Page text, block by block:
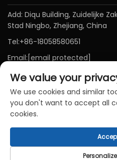
Add: Diqu Building, Zuidelijke
Stad Ningbo, Zhejiang, China
Tel:+86-18058580651
Email: [email protected]
Copyright © Ningbo Baichen
rechten voorbehouden-
We value your
We use cookies and similar
you don't want to accept all
cookies.